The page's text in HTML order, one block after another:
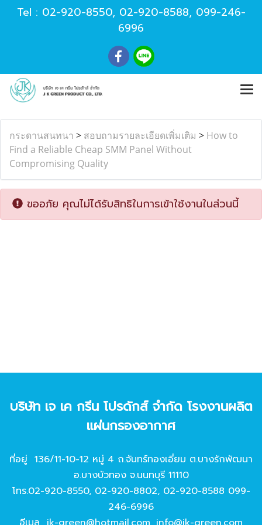
Tel : 02-920-8550, 02-920-8588, 099-246-
6996
กระดานสนทนา > สอบถามรายละเอียดเพิ่มเติม > How to
Find a Reliable Cheap SMM Panel Without
Compromising Quality
ขออภัย คุณไม่ได้รับสิทธิในการเข้าใช้งานในส่วนนี้
บริษัท เจ เค กรีน โปรดักส์ จํากัด โรงงานผลิต
แผ่นกรองอากาศ
ที่อยู่ 136/11-10-12 หมู่ 4 ถ.จันทร์ทองเอี่ยม ต.บางรักพัฒนา
อ.บางบัวทอง จ.นนทบุรี 11110
โทร.02-920-8550, 02-920-8802, 02-920-8588 099-
246-6996